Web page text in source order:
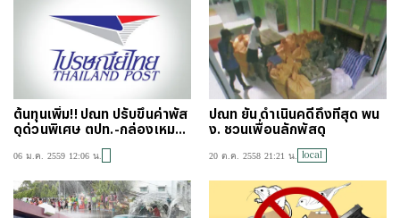
ต้นทุนเพิ่ม!! ปณท ปรับขึ้นค่าพัส
ดุด่วนพิเศษ ตปท.-กล่องเหมาจ่
06 ม.ค. 2559 12:06 น.
ปณท ยัน ดำเนินคดีถึงที่สุด พน
ง. ชวนเพื่อนลักพัสดุ
20 ต.ค. 2558 21:21 น. local